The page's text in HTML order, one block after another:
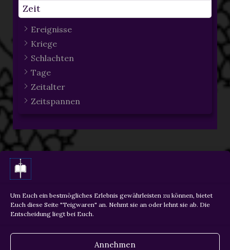
Um Euch ein bestmögliches Erlebnis gewährleisten zu können, bietet
Euch diese Seite "Teigwaren" an. Nehmt sie an oder lehnt sie ab. Die
Entscheidung liegt bei Euch.
Annehmen
Zeit
Ereignisse
Kriege
Schlachten
Tage
Zeitalter
Zeitspannen
ZURÜCK